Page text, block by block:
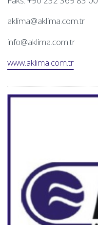
aklima@aklima.com.tr
info@aklima.com.tr
www.aklima.com.tr